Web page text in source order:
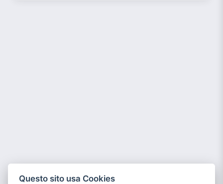
Questo sito usa Cookies